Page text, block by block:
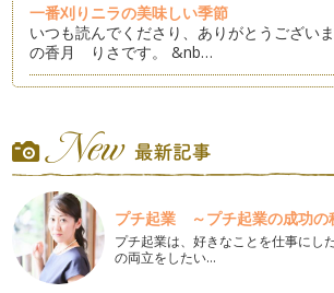
一番刈りニラの美味しい季節
いつも読んでくださり、ありがとうござい
の香月 りさです。 &nb…
ありがとうございます。 &…
真っ赤に熟すと甘くなる！完熟赤ピーマン
こんにちは。野菜ソムリエの香月です。いつ
ありがとうございます。 &…
畑で育つ海藻！？ビタミン・ミネラルたっぷ
こんにちは。野菜ソムリエの香月です。い
プチ起業 ～プチ起業の成功の
プチ起業は、好きなことを仕事にし
の両立をしたい…